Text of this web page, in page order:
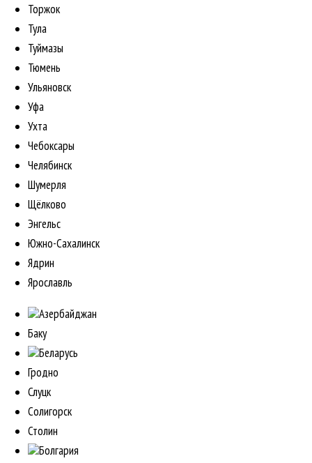
Торжок
Тула
Туймазы
Тюмень
Ульяновск
Уфа
Ухта
Чебоксары
Челябинск
Шумерля
Щёлково
Энгельс
Южно-Сахалинск
Ядрин
Ярославль
Азербайджан
Баку
Беларусь
Гродно
Слуцк
Солигорск
Столин
Болгария